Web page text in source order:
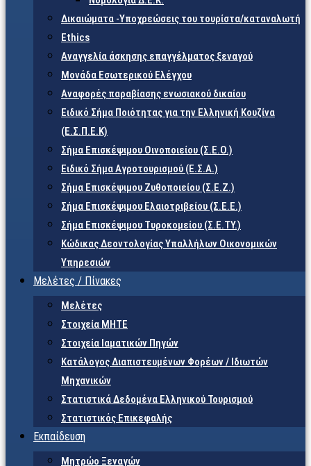
Δικαιώματα -Υποχρεώσεις του τουρίστα/καταναλωτή
Ethics
Αναγγελία άσκησης επαγγέλματος ξεναγού
Μονάδα Εσωτερικού Ελέγχου
Αναφορές παραβίασης ενωσιακού δικαίου
Ειδικό Σήμα Ποιότητας για την Ελληνική Κουζίνα
(Ε.Σ.Π.Ε.Κ)
Σήμα Επισκέψιμου Οινοποιείου (Σ.Ε.Ο.)
Ειδικό Σήμα Αγροτουρισμού (Ε.Σ.Α.)
Σήμα Επισκέψιμου Ζυθοποιείου (Σ.Ε.Ζ.)
Σήμα Επισκέψιμου Ελαιοτριβείου (Σ.Ε.Ε.)
Σήμα Επισκέψιμου Τυροκομείου (Σ.Ε.TY.)
Κώδικας Δεοντολογίας Υπαλλήλων Οικονομικών
Υπηρεσιών
Μελέτες / Πίνακες
Μελέτες
Στοιχεία ΜΗΤΕ
Στοιχεία Ιαματικών Πηγών
Κατάλογος Διαπιστευμένων Φορέων / Ιδιωτών
Μηχανικών
Στατιστικά Δεδομένα Ελληνικού Τουρισμού
Στατιστικός Επικεφαλής
Εκπαίδευση
Μητρώο Ξεναγών